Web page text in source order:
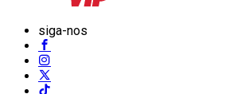
siga-nos